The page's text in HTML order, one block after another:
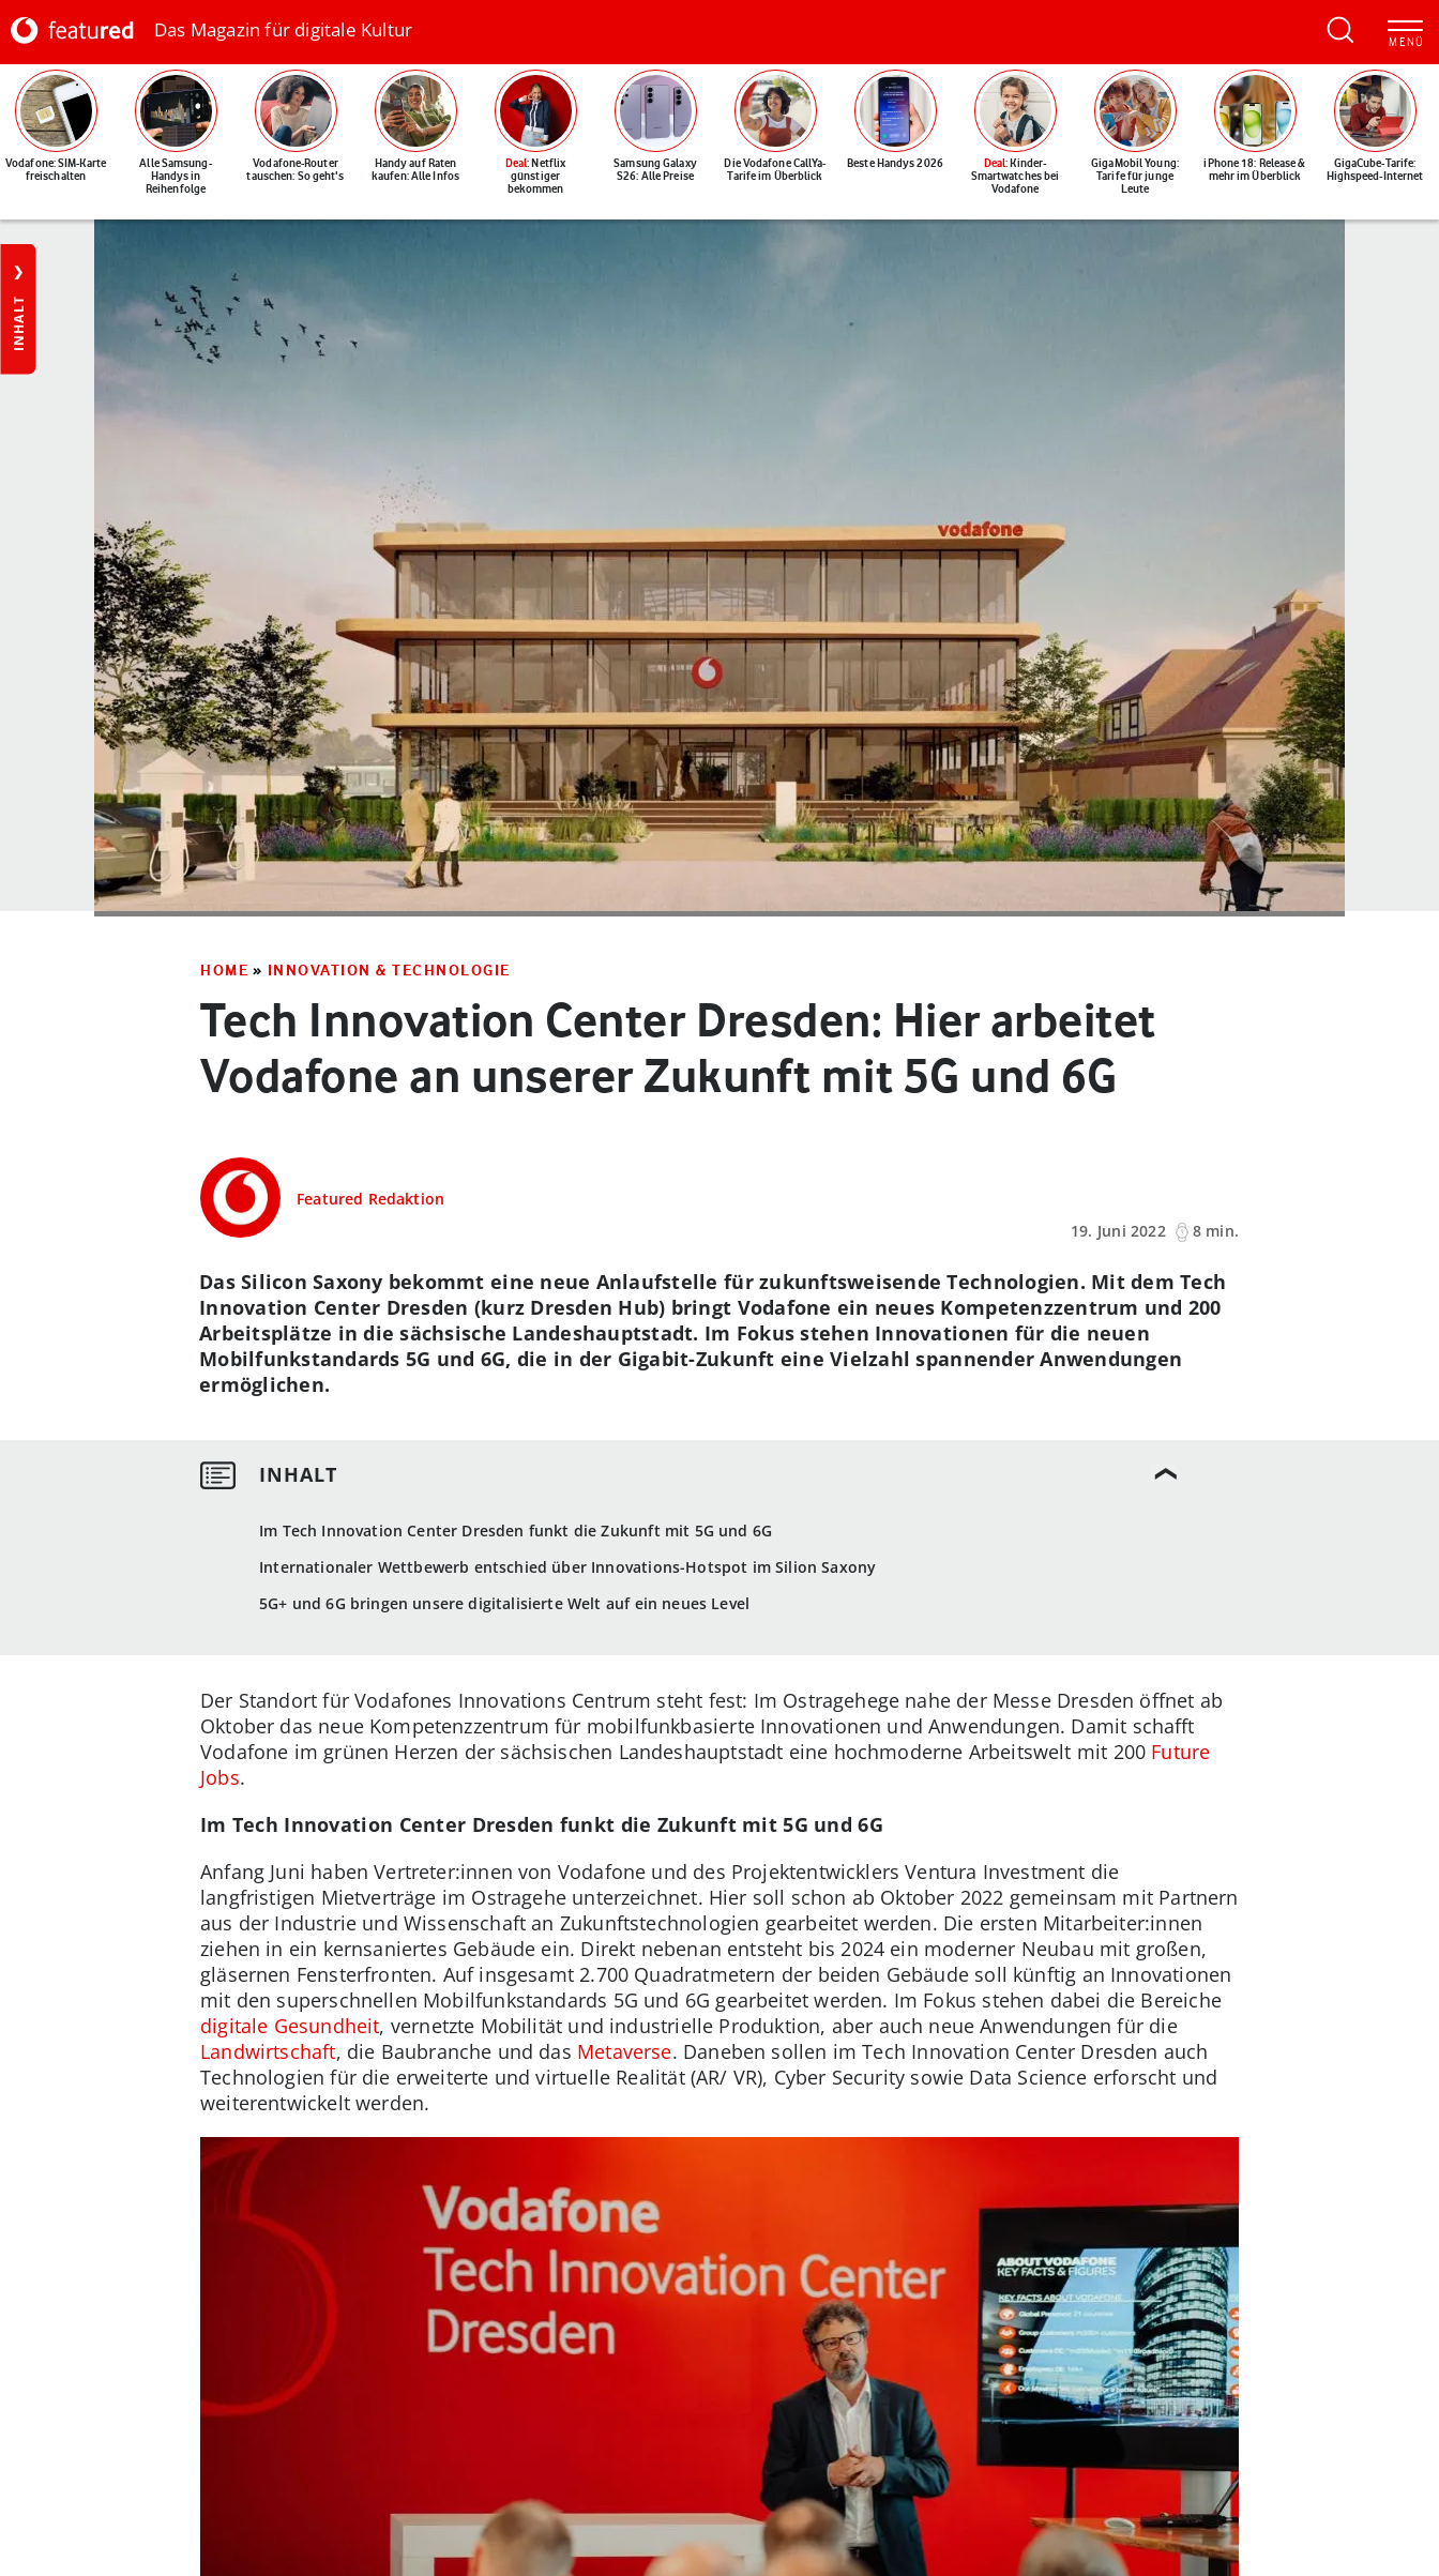
Das Magazin für digitale Kultur
Vodafone: SIM-Karte
freischalten
Alle Samsung-
Handys in
Reihenfolge
Vodafone-Router
tauschen: So geht's
Handy auf Raten
kaufen: Alle Infos
Deal: Netflix
günstiger
bekommen
Samsung Galaxy
S26: Alle Preise
Die Vodafone CallYa-
Tarife im Überblick
Beste Handys 2026 Deal: Kinder-
Smartwatches bei
Vodafone
GigaMobil Young:
Tarife für junge
Leute
iPhone 18: Release &
mehr im Überblick
GigaCube-Tarife:
Highspeed-Internet
INHALT
HOME » INNOVATION & TECHNOLOGIE
Tech Innovation Center Dresden: Hier arbeitet
Vodafone an unserer Zukunft mit 5G und 6G
Featured Redaktion
19. Juni 2022
8 min.
Im Tech Innovation Center Dresden funkt die Zukunft mit 5G und 6G
Internationaler Wettbewerb entschied über Innovations-Hotspot im Silion Saxony
5G+ und 6G bringen unsere digitalisierte Welt auf ein neues Level
Das Silicon Saxony bekommt eine neue Anlaufstelle für zukunftsweisende Technologien. Mit dem Tech
Innovation Center Dresden (kurz Dresden Hub) bringt Vodafone ein neues Kompetenzzentrum und 200
Arbeitsplätze in die sächsische Landeshauptstadt. Im Fokus stehen Innovationen für die neuen
Mobilfunkstandards 5G und 6G, die in der Gigabit-Zukunft eine Vielzahl spannender Anwendungen
ermöglichen.
Der Standort für Vodafones Innovations Centrum steht fest: Im Ostragehege nahe der Messe Dresden öffnet ab
Oktober das neue Kompetenzzentrum für mobilfunkbasierte Innovationen und Anwendungen. Damit schafft
Vodafone im grünen Herzen der sächsischen Landeshauptstadt eine hochmoderne Arbeitswelt mit 200 Future
Jobs.
Im Tech Innovation Center Dresden funkt die Zukunft mit 5G und 6G
Anfang Juni haben Vertreter:innen von Vodafone und des Projektentwicklers Ventura Investment die
langfristigen Mietverträge im Ostragehe unterzeichnet. Hier soll schon ab Oktober 2022 gemeinsam mit Partnern
aus der Industrie und Wissenschaft an Zukunftstechnologien gearbeitet werden. Die ersten Mitarbeiter:innen
ziehen in ein kernsaniertes Gebäude ein. Direkt nebenan entsteht bis 2024 ein moderner Neubau mit großen,
gläsernen Fensterfronten. Auf insgesamt 2.700 Quadratmetern der beiden Gebäude soll künftig an Innovationen
mit den superschnellen Mobilfunkstandards 5G und 6G gearbeitet werden. Im Fokus stehen dabei die Bereiche
digitale Gesundheit, vernetzte Mobilität und industrielle Produktion, aber auch neue Anwendungen für die
Landwirtschaft, die Baubranche und das Metaverse. Daneben sollen im Tech Innovation Center Dresden auch
Technologien für die erweiterte und virtuelle Realität (AR/ VR), Cyber Security sowie Data Science erforscht und
weiterentwickelt werden.